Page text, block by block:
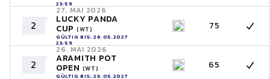
23:59
2
27. MAI 2026
LUCKY PANDA
CUP (WT)
GÜLTIG BIS: 26.05.2027
23:59
75
2
26. MAI 2026
ARAMITH POT
OPEN (WT)
GÜLTIG BIS: 25.05.2027
65